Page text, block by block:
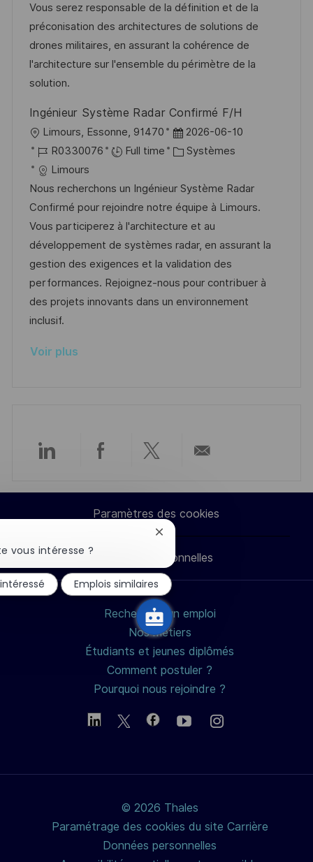
i
s
a
t
i
n
’
a
f
f
h
a
g
r
e
n
c
e
u
p
o
s
t
e
g
o
r
i
Vous serez responsable de la définition et de la
préconisation des architectures de solutions de
drones militaires, en assurant la cohérence de
l'architecture sur l'ensemble du périmètre de la
solution.
Ingénieur Système Radar Confirmé F/H
o
c
a
l
i
s
a
t
i
o
Limours, Essonne, 91470
D
a
e
d
’
a
f
f
i
2026-06-10
R
é
f
é
r
e
n
c
e
d
p
R0330076 Full time
C
t
é
g
o
r
i
e
Systèmes
Limours
Nous recherchons un Ingénieur Système Radar
Confirmé pour rejoindre notre équipe à Limours.
Vous participerez à l'architecture et au
développement de systèmes radar, en assurant la
gestion des exigences et la validation des
performances. Rejoignez-nous pour contribuer à
des projets innovants dans un environnement
inclusif.
Voir plus
Partager
via
Partager
via
Facebook
Partager
via
twitter
par
e-
mail
Paramètres des cookies
Données personnelles
Rechercher un emploi
Nos métiers
Étudiants et jeunes diplômés
Comment postuler ?
Pourquoi nous rejoindre ?
© 2026 Thales
Paramétrage des cookies du site Carrière
Données personnelles
vous intéresse ?
Fermer
notification
du
chatbot
Emplois similaires